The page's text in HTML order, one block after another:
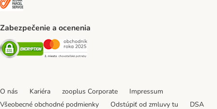
Zabezpečenie a ocenenia
Security Security
O nás Kariéra zooplus Corporate
Impressum
Všeobecné obchodné podmienky
Odstúpiť od zmluvy tu DSA